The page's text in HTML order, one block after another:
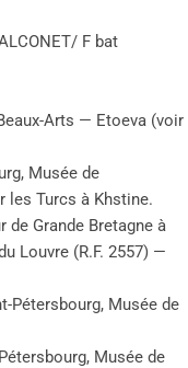
F bat
Arts — Etoeva (voir
Musée de
les Turcs à Khstine.
de Grande Bretagne à
Louvre (R.F. 2557) —
Pétersbourg, Musée de
Musée de